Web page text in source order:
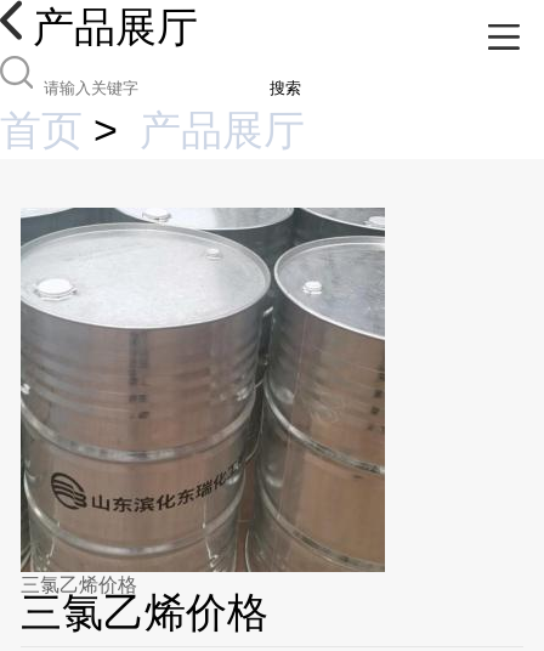
产品展厅
搜索
首页 > 产品展厅
三氯乙烯价格
三氯乙烯价格